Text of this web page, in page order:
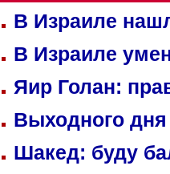
В Израиле
В Израиле
Яир Голан:
Выходного
Шакед: буду